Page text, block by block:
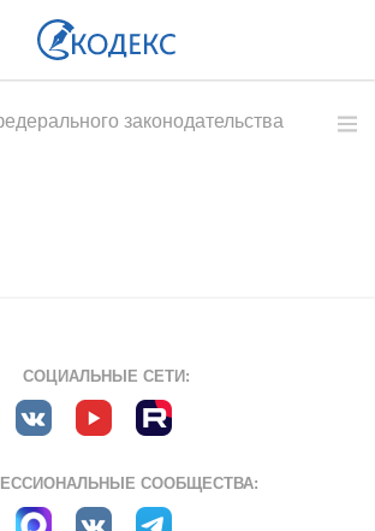
законодательства
СОЦИАЛЬНЫЕ СЕТИ:
СООБЩЕСТВА: